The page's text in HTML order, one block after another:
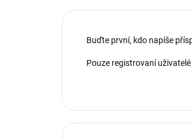
Buďte první, kdo napíše
Pouze registrovaní